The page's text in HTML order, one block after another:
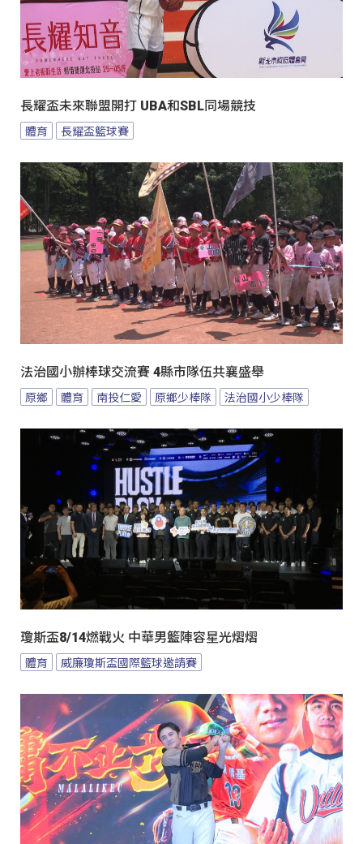
長耀盃未來聯盟開打 UBA和SBL同場競技
體育 長耀盃籃球賽
法治國小辦棒球交流賽 4縣市隊伍共襄盛舉
原鄉 體育 南投仁愛 原鄉少棒隊 法治國小少棒隊
瓊斯盃8/14燃戰火 中華男籃陣容星光熠熠
體育 威廉瓊斯盃國際籃球邀請賽